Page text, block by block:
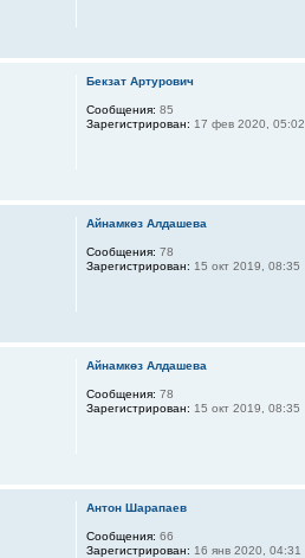
Бекзат Артурович
Сообщения: 85
Зарегистрирован: 17 фев 2020, 05:02
Айнамкөз Алдашева
Сообщения: 78
Зарегистрирован: 15 окт 2019, 08:35
Айнамкөз Алдашева
Сообщения: 78
Зарегистрирован: 15 окт 2019, 08:35
Антон Шарапаев
Сообщения: 66
Зарегистрирован: 16 янв 2020, 04:31